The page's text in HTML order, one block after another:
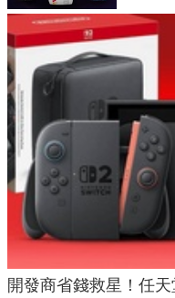
開發商省錢救星！任